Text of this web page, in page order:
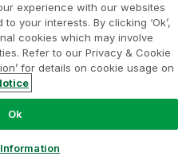
prodotto
Do Not Share My Info
International AB. Tutti i
experience with our websites
your interests. By clicking ‘Ok’,
cookies which may involve
Refer to our Privacy & Cookie
for details on cookie usage on
Ok